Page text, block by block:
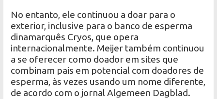
No entanto, ele continuou a doar para o
exterior, inclusive para o banco de esperma
dinamarquês Cryos, que opera
internacionalmente. Meijer também continuou
a se oferecer como doador em sites que
combinam pais em potencial com doadores de
esperma, às vezes usando um nome diferente,
de acordo com o jornal Algemeen Dagblad.